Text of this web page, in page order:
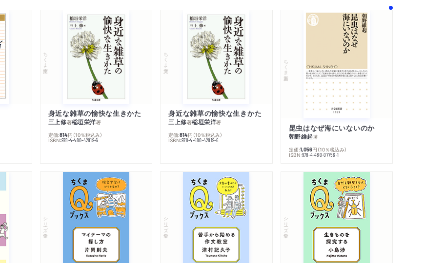
［10］ 〈私〉とは何ものか
43 否と言うこと――アラン／白井成雄訳
44 接続点――藤本和子
45 掟――F・カフカ／本野亨一訳
46 快楽――武田泰淳
47 思考――M・セール／及川馥訳
〔手帖10〕「私」という謎
48 飛行機と地球――サン＝テグジュペリ／山崎庸一郎訳
49 コールドチェーンとひそやかな意志――森崎和江
50 複製技術の時代における芸術作品――W・ベンヤミン／高木久雄・高
原宏平訳
51 終末の言葉――安岡章太郎
〔手帖11〕生き方をみちびく力
ちくま文庫
身近な雑草の愉快な生きかた
三上修著稲垣栄洋著
定価:814円 （10％税込み）
ISBN:978-4-480-42819-6
ちくま文庫
身近な雑草の愉快な生きかた
三上修著稲垣栄洋著
定価:814円 （10％税込み）
ISBN:978-4-480-42819-6
ちくま新書
昆虫はなぜ海にいないのか
朝野維起著
定価:1,056円 （10％税込み）
ISBN:978-4-480-07756-1
シリーズ・全集 シリーズ・全集 シリーズ・全集